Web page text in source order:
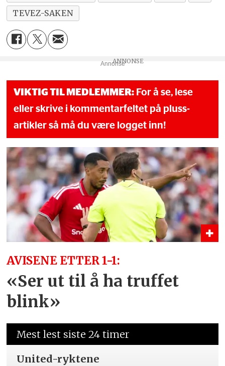
TEVEZ-SAKEN
Annonse
VIKTIG TIL MEDLEMMER: For å se, lese
eller skrive i kommentarfeltet på pluss-
artikler så må du være logget inn!
AVISENE ETTER 1-1:
«Ser ut til å ha truffet
blink»
Mest lest siste 24 timer
United-ryktene